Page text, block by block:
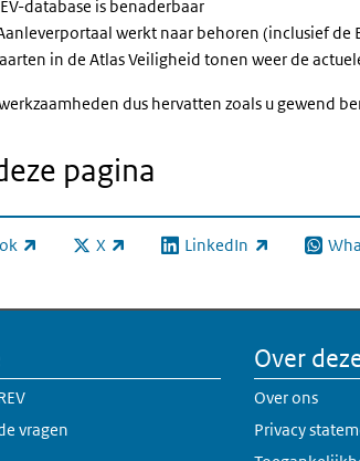
database is benaderbaar
werkt naar behoren (inclusief de
in de Atlas Veiligheid tonen weer de
dus hervatten zoals u gewend
pagina
X
(externe link) LinkedIn
(externe link)
vragen
Over
Over ons
Privacy